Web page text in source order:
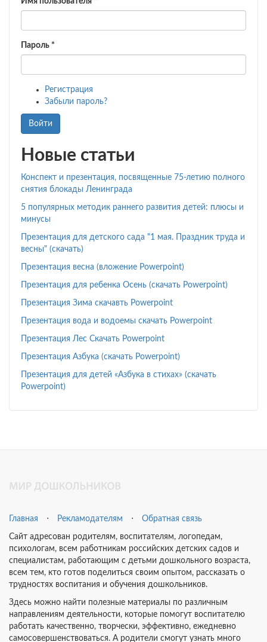
Пароль *
Регистрация
Забыли пароль?
Войти
Новые статьи
Конспект и презентация, посвященные 75-летию полного
снятия блокады Ленинграда
5 популярных методик раннего развития детей: плюсы и
минусы
Презентация для детского сада "1 мая. Праздник труда и
весны" (скачать)
Презентация весна (вложение Powerpoint)
Презентация для ребенка Осень (скачать Powerpoint)
Презентация Зима скачавть Powerpoint
Презентация вода и водоемы скачать Powerpoint
Презентация Лес Скачать Powerpoint
Презентация Азбука (скачать Powerpoint)
Презентация для детей «Азбука в стихах» (скачать
Powerpoint)
Главная ⋅ Рекламодателям ⋅ Обратная связь
Сайт адресован родителям, воспитателям, логопедам,
психологам, всем работникам российских детских садов и
специалистам, работающим с детьми дошкольного возраста,
всем тем, кто готов поделиться своим опытом, рассказать о
трудностях воспитания и обучения дошкольников.
Здесь можно найти полезные материалы по различным
направлениям деятельности, которые помогут воспитателю
работать качественно, творчески, эффективно, ежедневно
самосовершенствоваться. А родители смогут узнать много